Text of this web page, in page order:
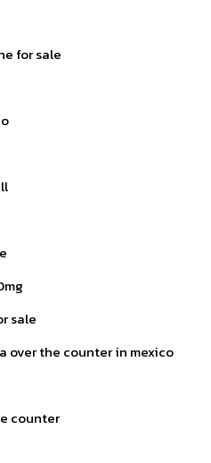
for sale
sale
over the counter in mexico
counter